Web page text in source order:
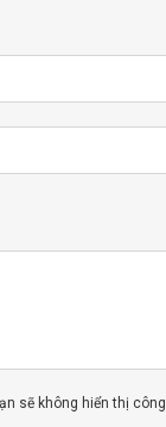
sẽ không hiển thị